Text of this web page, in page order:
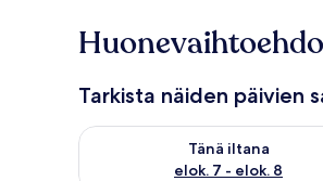
Tarkista näiden päivien
Tänä iltana
elok. 7 - elok. 8
Tarkista tämän illan saatavuus